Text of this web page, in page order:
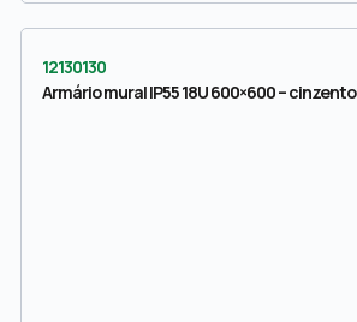
12130130
Armário mural IP55 18U 600×600 – cinzento